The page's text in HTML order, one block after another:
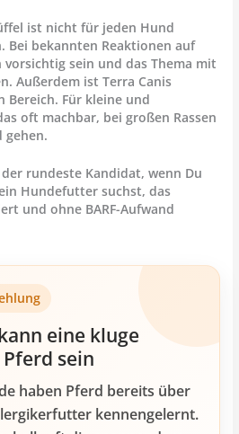
ist nicht für jeden Hund
Bei bekannten Reaktionen auf
sein und das Thema mit
Außerdem ist Terra Canis
Bereich. Für kleine und
oft machbar, bei großen Rassen
gehen.
rundeste Kandidat, wenn Du
Hundefutter suchst, das
und ohne BARF-Aufwand
eine kluge
sein
haben Pferd bereits über
kennengelernt.